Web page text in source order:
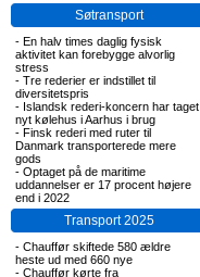
Søtransport
- En halv times daglig fysisk
aktivitet kan forebygge alvorlig
stress
- Tre rederier er indstillet til
diversitetspris
- Islandsk rederi-koncern har taget
nyt kølehus i Aarhus i brug
- Finsk rederi med ruter til
Danmark transporterede mere
gods
- Optaget på de maritime
uddannelser er 17 procent højere
end i 2022
Transport 2025
- Chauffør skiftede 580 ældre
heste ud med 660 nye
- Chauffør kørte fra